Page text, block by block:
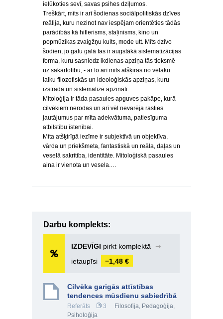
ielūkoties sevī, savas psihes dziļumos.
Treškārt, mīts ir arī šodienas sociālpolitiskās dzīves
reālija, kuru nezinot nav iespējam orientēties tādās
parādībās kā hitlerisms, staļinisms, kino un
popmūzikas zvaigžņu kults, mode utt. Mīts dzīvo
šodien, jo galu galā tas ir augstākā sistematizācijas
forma, kuru sasniedz ikdienas apziņa tās tieksmē
uz sakārtotību, - ar to arī mīts atšķiras no vēlāku
laiku filozofiskās un ideoloģiskās apziņas, kuru
izstrādā un sistematizē apzināti.
Mitoloģija ir tāda pasaules apguves pakāpe, kurā
cilvēkiem nerodas un arī vēl nevarēja rasties
jautājumus par mīta adekvātuma, patiesīguma
atbilstību īstenībai.
Mīta atšķirīgā iezīme ir subjektīvā un objektīva,
vārda un priekšmeta, fantastiskā un reāla, daļas un
veselā sakritība, identitāte. Mitoloģiskā pasaules
aina ir vienota un vesela.…
Darbu komplekts:
IZDEVĪGI pirkt komplektā
➞
ietaupīsi
−1,48 €
Cilvēka garīgās attīstības
tendences mūsdienu sabiedrībā
Referāts 3 Filosofija, Pedagoģija,
Psiholoģija